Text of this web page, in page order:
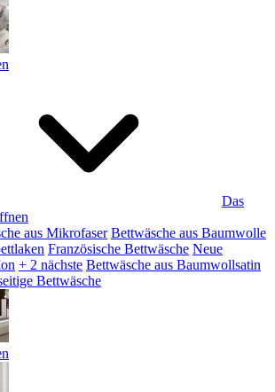
Das
aus Mikrofaser Bettwäsche aus Baumwolle
Französische Bettwäsche Neue
+ 2 nächste Bettwäsche aus Baumwollsatin
Bettwäsche